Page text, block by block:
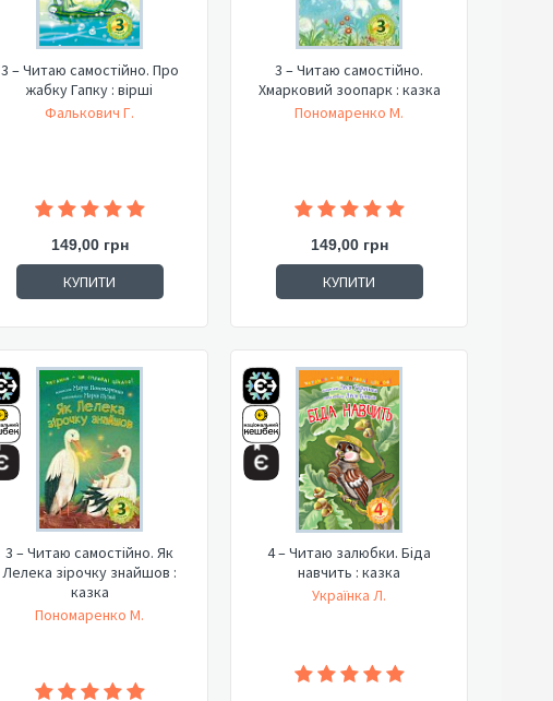
3 – Читаю самостійно. Про
жабку Гапку : вірші
Фалькович Г.
149,00 грн
КУПИТИ
3 – Читаю самостійно.
Хмарковий зоопарк : казка
Пономаренко М.
149,00 грн
КУПИТИ
3 – Читаю самостійно. Як
Лелека зірочку знайшов :
казка
Пономаренко М.
4 – Читаю залюбки. Біда
навчить : казка
Українка Л.